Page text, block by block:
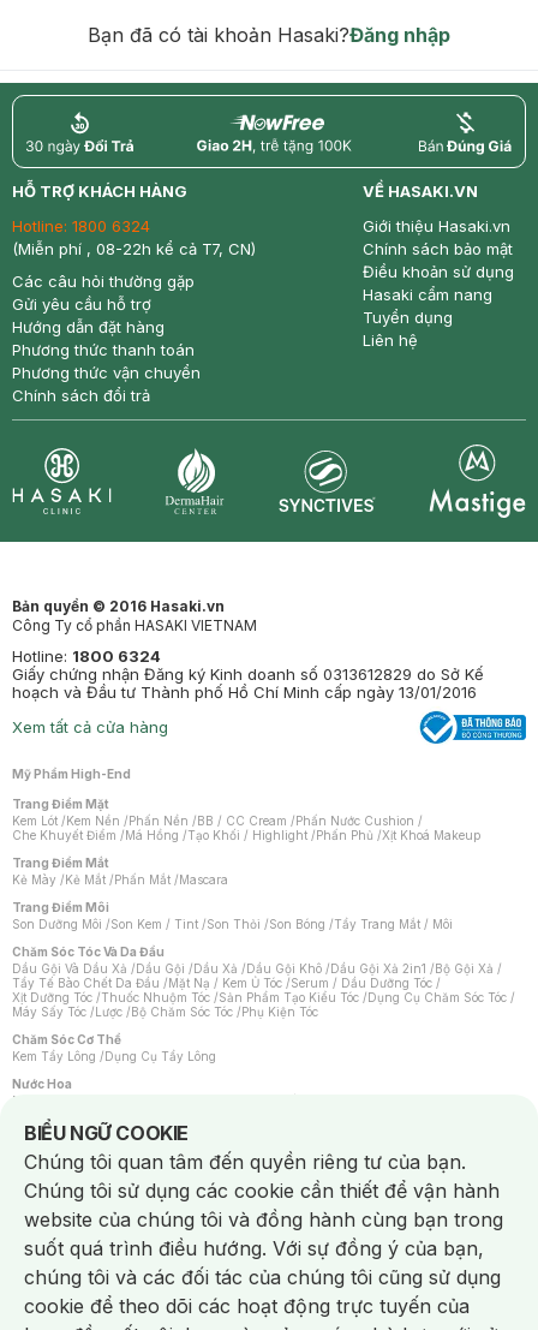
Bạn đã có tài khoản Hasaki?Đăng nhập
return nowfree price
HỖ TRỢ KHÁCH HÀNG
Hotline: 1800 6324
(Miễn phí , 08-22h kể cả T7, CN)
Các câu hỏi thường gặp
Gửi yêu cầu hỗ trợ
Hướng dẫn đặt hàng
Phương thức thanh toán
Phương thức vận chuyển
Chính sách đổi trả
VỀ HASAKI.VN
Giới thiệu Hasaki.vn
Chính sách bảo mật
Điều khoản sử dụng
Hasaki cẩm nang
Tuyển dụng
Liên hệ
Bản quyền © 2016 Hasaki.vn
Công Ty cổ phần HASAKI VIETNAM
Hotline: 1800 6324
Giấy chứng nhận Đăng ký Kinh doanh số 0313612829 do Sở Kế
hoạch và Đầu tư Thành phố Hồ Chí Minh cấp ngày 13/01/2016
Xem tất cả cửa hàng
Mỹ Phẩm High-End
Trang Điểm Mặt
Kem Lót /Kem Nền /Phấn Nền /BB / CC Cream /Phấn Nước Cushion /
Che Khuyết Điểm /Má Hồng /Tạo Khối / Highlight /Phấn Phủ /Xịt Khoá Makeup
Trang Điểm Mắt
Kẻ Mày /Kẻ Mắt /Phấn Mắt /Mascara
Trang Điểm Môi
Son Dưỡng Môi /Son Kem / Tint /Son Thỏi /Son Bóng /Tẩy Trang Mắt / Môi
Chăm Sóc Tóc Và Da Đầu
Dầu Gội Và Dầu Xả /Dầu Gội /Dầu Xả /Dầu Gội Khô /Dầu Gội Xả 2in1 /Bộ Gội Xả /
Tẩy Tế Bào Chết Da Đầu /Mặt Nạ / Kem Ủ Tóc /Serum / Dầu Dưỡng Tóc /
Xịt Dưỡng Tóc /Thuốc Nhuộm Tóc /Sản Phẩm Tạo Kiểu Tóc /Dụng Cụ Chăm Sóc Tóc /
Máy Sấy Tóc /Lược /Bộ Chăm Sóc Tóc /Phụ Kiện Tóc
Chăm Sóc Cơ Thể
Kem Tẩy Lông /Dụng Cụ Tẩy Lông
Nước Hoa
Nước Hoa Nữ
Chăm Sóc Cá Nhân
Chống Muỗi /Khẩu Trang /Máy Massage/Mặt Nạ Xông Hơi /Nước Rửa Tay/
Sản Phẩm Chăm Sóc Khác /Bàn Chải Đánh Răng /Bàn Chải Điện/
Hỗ Trợ Trắng Răng/Kem Đánh Răng /Máy Tăm Nước/ Nước Súc Miệng/
Tăm / Chỉ Nha Khoa/ Xịt Thơm Miệng / Dung Dịch Vệ Sinh/Dưỡng Vùng Kín/
Khăn Ướt Vệ Sinh Vùng Kín/Băng Vệ Sinh/Tampon/Bọt Cạo Râu /Dao Cạo Râu/
Máy Cạo Râu
Vấn Đề Về Da
Da Dầu / Lỗ Chân Lông To/ Da Khô / Mất Nước/ Da Lão Hóa/ Da Mụn/
Da Nhạy Cảm / Kích Ứng
Da Xỉn Màu Thâm / Nám / Tàn Nhang
Quầng Thâm & Bọng Mắt /Sẹo /Viêm Da Cơ Địa
BIỂU NGỮ COOKIE
Notice about cookies usage
Chúng tôi quan tâm đến quyền riêng tư của bạn.
Chúng tôi sử dụng các cookie cần thiết để vận hành
website của chúng tôi và đồng hành cùng bạn trong
suốt quá trình điều hướng. Với sự đồng ý của bạn,
chúng tôi và các đối tác của chúng tôi cũng sử dụng
cookie để theo dõi các hoạt động trực tuyến của